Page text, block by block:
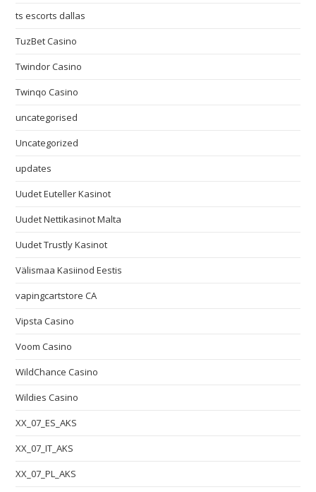
ts escorts dallas
TuzBet Casino
Twindor Casino
Twinqo Casino
uncategorised
Uncategorized
updates
Uudet Euteller Kasinot
Uudet Nettikasinot Malta
Uudet Trustly Kasinot
Välismaa Kasiinod Eestis
vapingcartstore CA
Vipsta Casino
Voom Casino
WildChance Casino
Wildies Casino
XX_07_ES_AKS
XX_07_IT_AKS
XX_07_PL_AKS